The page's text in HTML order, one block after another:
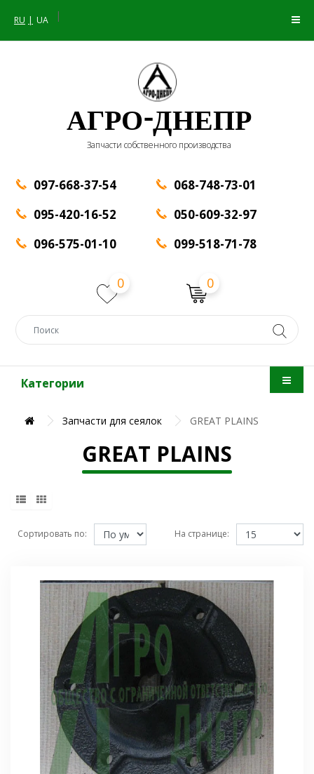
RU UA |
АГРО-ДНЕПР
Запчасти собственного производства
097-668-37-54
095-420-16-52
096-575-01-10
068-748-73-01
050-609-32-97
099-518-71-78
0 0
Категории
Запчасти для сеялок GREAT PLAINS
GREAT PLAINS
Сортировать по: На странице: